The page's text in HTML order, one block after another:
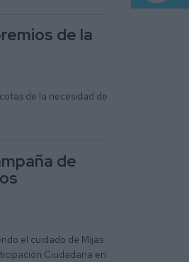
de la
de la necesidad de
de
el cuidado de Mijas
Ciudadana en